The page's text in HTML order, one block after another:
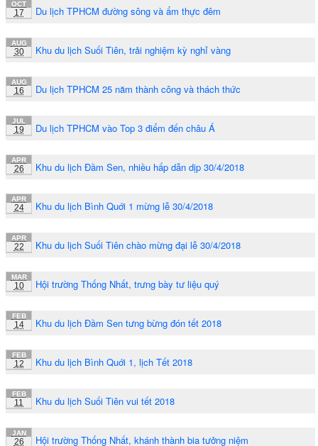
OCT
17 Du lịch TPHCM đường sông và ẩm thực đêm
AUG
30 Khu du lịch Suối Tiên, trải nghiệm kỳ nghỉ vàng
AUG
16 Du lịch TPHCM 25 năm thành công và thách thức
JUL
19 Du lịch TPHCM vào Top 3 điểm đến châu Á
APR
26 Khu du lịch Đầm Sen, nhiều hấp dẫn dịp 30/4/2018
APR
24 Khu du lịch Bình Quới 1 mừng lễ 30/4/2018
APR
22 Khu du lịch Suối Tiên chào mừng đại lễ 30/4/2018
MAR
10 Hội trường Thống Nhất, trưng bày tư liệu quý
FEB
14 Khu du lịch Đầm Sen tưng bừng đón tết 2018
FEB
12 Khu du lịch Bình Quới 1, lịch Tết 2018
FEB
11 Khu du lịch Suối Tiên vui tết 2018
JAN
26 Hội trường Thống Nhất, khánh thành bia tưởng niệm